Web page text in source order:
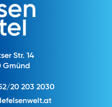
Str. 14
Gmünd
20 203 2030